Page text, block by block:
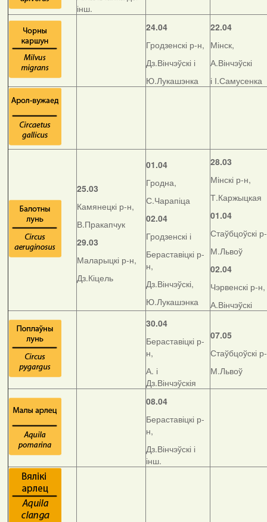
інш.
24.04
Гродзенскі р-н,
Дз.Вінчэўскі і
Ю.Лукашэнка
22.04
Мінск,
А.Вінчэўскі
і І.Самусенка
25.03
Камянецкі р-н,
В.Пракапчук
29.03
Маларыцкі р-н,
Дз.Кіцель
01.04
Гродна,
С.Чарапіца
02.04
Гродзенскі і
Бераставіцкі р-
н,
Дз.Вінчэўскі,
Ю.Лукашэнка
28.03
Мінскі р-н,
Т.Каржыцкая
01.04
Стаўбцоўскі
М.Львоў
02.04
Чэрвенскі р-н,
А.Вінчэўскі
30.04
Бераставіцкі р-
н,
А. і
Дз.Вінчэўскія
07.05
Стаўбцоўскі
М.Львоў
08.04
Бераставіцкі р-
н,
Дз.Вінчэўскі і
інш.